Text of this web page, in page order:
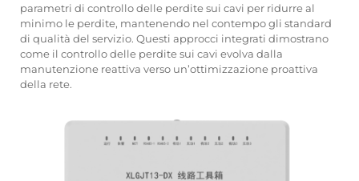
parametri di controllo delle perdite sui cavi per ridurre al
minimo le perdite, mantenendo nel contempo gli standard
di qualità del servizio. Questi approcci integrati dimostrano
come il controllo delle perdite sui cavi evolva dalla
manutenzione reattiva verso un’ottimizzazione proattiva
della rete.